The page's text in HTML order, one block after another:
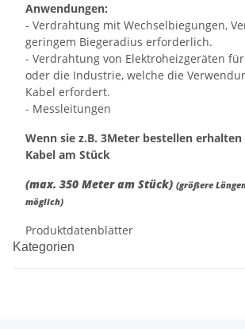
Anwendungen:
- Verdrahtung mit Wechselbiegungen,
geringem Biegeradius erforderlich.
- Verdrahtung von Elektroheizgeräten
oder die Industrie, welche die
Kabel erfordert.
- Messleitungen
Wenn sie z.B. 3Meter bestellen
Kabel am Stück
(max. 350 Meter am Stück) (größere
möglich)
Produktdatenblätter
Kategorien